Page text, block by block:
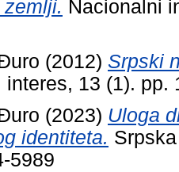
Nacionalni
(2012) Srpski
interes, 13 (1). pp.
(2023) Uloga
identiteta.
5989